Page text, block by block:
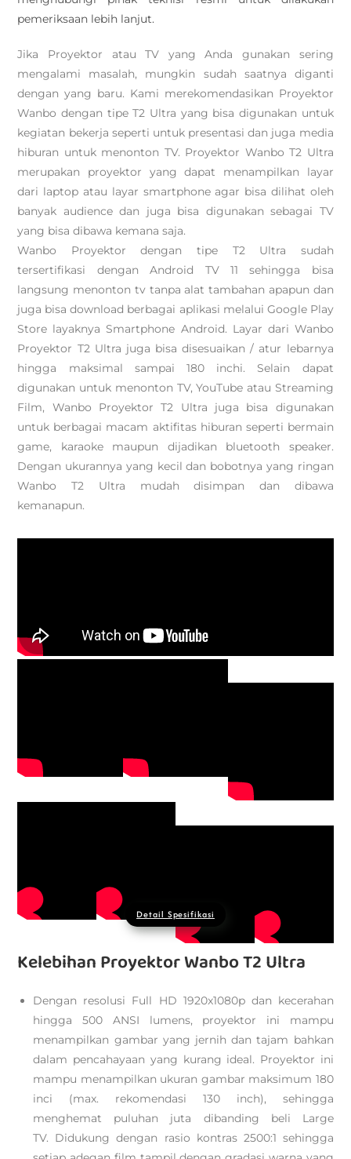
pemeriksaan lebih lanjut.
Jika Proyektor atau TV yang Anda gunakan sering
mengalami masalah, mungkin sudah saatnya diganti
dengan yang baru. Kami merekomendasikan Proyektor
Wanbo dengan tipe T2 Ultra yang bisa digunakan untuk
kegiatan bekerja seperti untuk presentasi dan juga media
hiburan untuk menonton TV. Proyektor Wanbo T2 Ultra
merupakan proyektor yang dapat menampilkan layar
dari laptop atau layar smartphone agar bisa dilihat oleh
banyak audience dan juga bisa digunakan sebagai TV
yang bisa dibawa kemana saja.
Wanbo Proyektor dengan tipe T2 Ultra sudah
tersertifikasi dengan Android TV 11 sehingga bisa
langsung menonton tv tanpa alat tambahan apapun dan
juga bisa download berbagai aplikasi melalui Google Play
Store layaknya Smartphone Android. Layar dari Wanbo
Proyektor T2 Ultra juga bisa disesuaikan / atur lebarnya
hingga maksimal sampai 180 inchi. Selain dapat
digunakan untuk menonton TV, YouTube atau Streaming
Film, Wanbo Proyektor T2 Ultra juga bisa digunakan
untuk berbagai macam aktifitas hiburan seperti bermain
game, karaoke maupun dijadikan bluetooth speaker.
Dengan ukurannya yang kecil dan bobotnya yang ringan
Wanbo T2 Ultra mudah disimpan dan dibawa
kemanapun.
Detail Spesifikasi
Kelebihan Proyektor Wanbo T2 Ultra
Dengan resolusi Full HD 1920x1080p dan kecerahan
hingga 500 ANSI lumens, proyektor ini mampu
menampilkan gambar yang jernih dan tajam bahkan
dalam pencahayaan yang kurang ideal. Proyektor ini
mampu menampilkan ukuran gambar maksimum 180
inci (max. rekomendasi 130 inch), sehingga
menghemat puluhan juta dibanding beli Large
TV. Didukung dengan rasio kontras 2500:1 sehingga